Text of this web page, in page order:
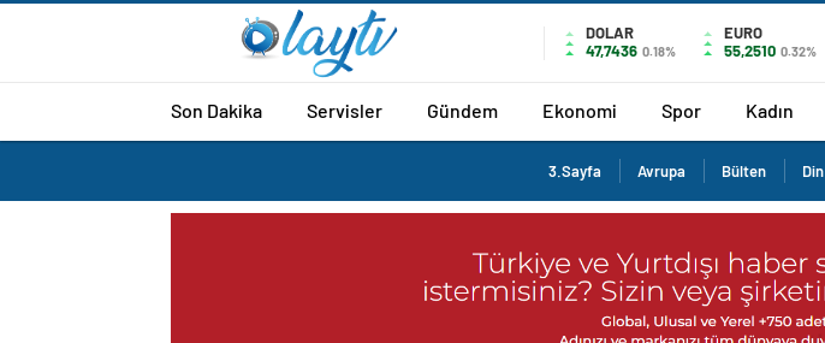
DOLAR
47,7436 0.18%
EURO
55,2510 0.32%
Son Dakika Servisler Gündem Ekonomi Spor Kadın
3.Sayfa Avrupa Bülten Din